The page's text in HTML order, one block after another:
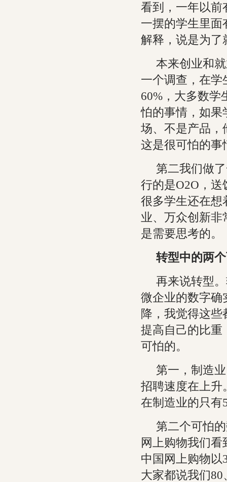
看到，一年以前
一摆的学生里面
解释，说是为了
本来创业和
一个调查，在学
60%，大多数学
怕的事情，如果
场、不是产品，
这是很可怕的事
第二我们做
行的是O2O，
很多学生还在想
业、万众创新非
是需要思考的。
转型中的两
再来说转型
微企业的数字确
降，我觉得这些
提高自己的比重
可怕的。
第一，制造
招聘速度在上升
在制造业的只有
第二个可怕
网上购物我们
中国网上购物以
大家都说我们